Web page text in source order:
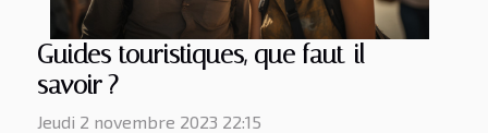
Guides touristiques, que faut-il
savoir ?
Jeudi 2 novembre 2023 22:15